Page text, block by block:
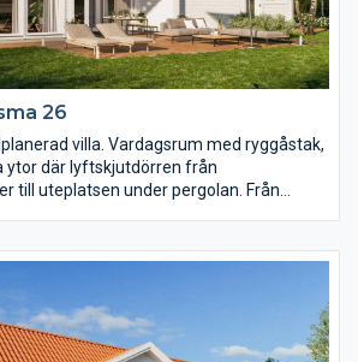
26
villa. Vardagsrum med ryggåstak,
ytor där lyftskjutdörren från
till uteplatsen under pergolan. Från
i generös storlek. Separerat från
ligger sovrummen och allrum.